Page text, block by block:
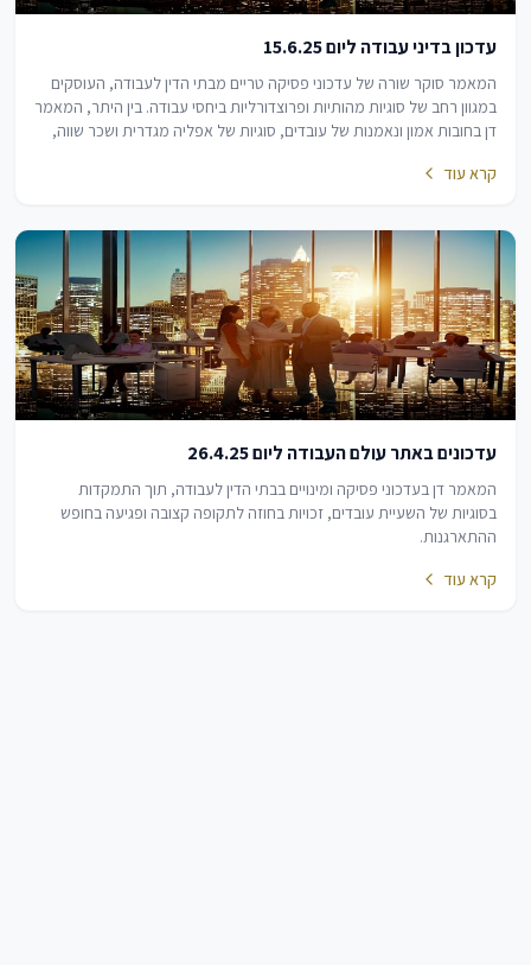
עדכון בדיני עבודה ליום 15.6.25
המאמר סוקר שורה של עדכוני פסיקה טריים מבתי הדין לעבודה, העוסקים
במגוון רחב של סוגיות מהותיות ופרוצדורליות ביחסי עבודה. בין היתר, המאמר
דן בחובות אמון ונאמנות של עובדים, סוגיות של אפליה מגדרית ושכר שווה,
קרא עוד
עדכונים באתר עולם העבודה ליום 26.4.25
המאמר דן בעדכוני פסיקה ומינויים בבתי הדין לעבודה, תוך התמקדות
בסוגיות של השעיית עובדים, זכויות בחוזה לתקופה קצובה ופגיעה בחופש
ההתארגנות.
קרא עוד